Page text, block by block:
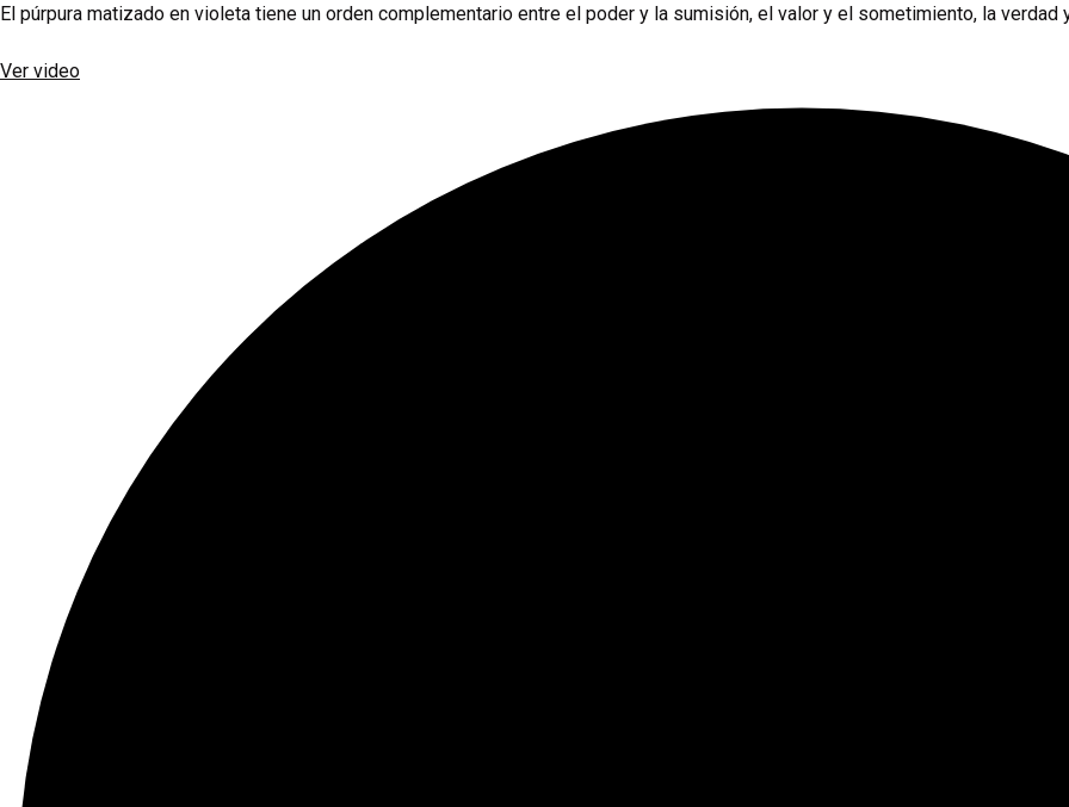
El púrpura matizado en violeta tiene un orden complementario entre el poder y la sumisión, el valor y el sometimiento, la verdad
Ver video